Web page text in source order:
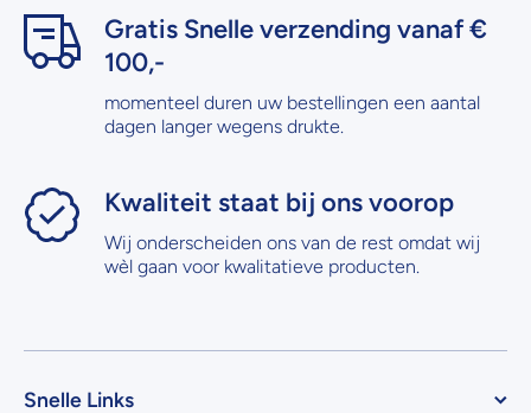
Gratis Snelle verzending vanaf €
100,-
momenteel duren uw bestellingen een aantal
dagen langer wegens drukte.
Kwaliteit staat bij ons voorop
Wij onderscheiden ons van de rest omdat wij
wèl gaan voor kwalitatieve producten.
Snelle Links